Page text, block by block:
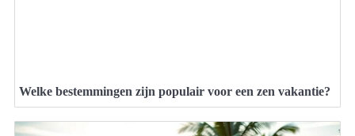
Welke bestemmingen zijn populair voor een zen vakantie?